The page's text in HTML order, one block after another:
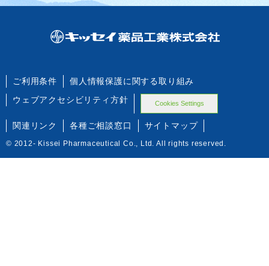
ご利用条件
個人情報保護に関する取り組み
ウェブアクセシビリティ方針
Cookies Settings
関連リンク 各種ご相談窓口 サイトマップ
© 2012- Kissei Pharmaceutical Co., Ltd. All rights reserved.